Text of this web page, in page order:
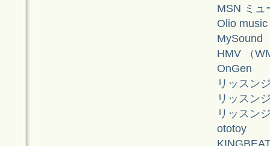
MSN ミュ
Olio music
MySound
HMV （
OnGen
リッスン
リッスン
リッスン
ototoy